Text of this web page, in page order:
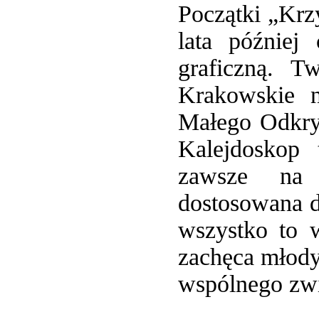
Początki
lata później
graficzną.
Krakowskie
Małego
zawsze
dostosowana
wszystko to
zachęca
wspólnego